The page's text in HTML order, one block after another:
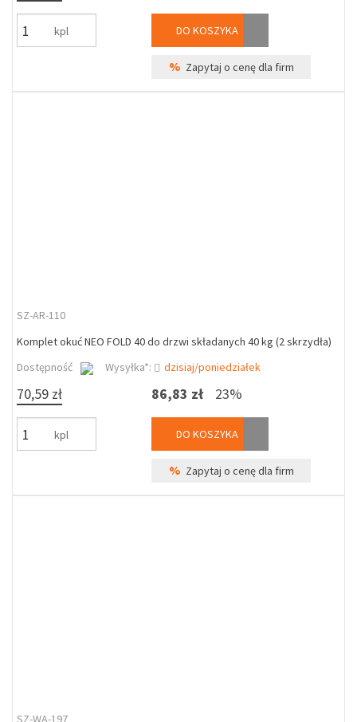
kpl DO KOSZYKA
% Zapytaj o cenę dla firm
SZ-AR-110
Komplet okuć NEO FOLD 40 do drzwi składanych 40 kg (2 skrzydła)
Dostępność
Wysyłka*: dzisiaj/poniedziałek
70,59 zł
kpl
86,83 zł 23%
DO KOSZYKA
% Zapytaj o cenę dla firm
SZ-WA-197